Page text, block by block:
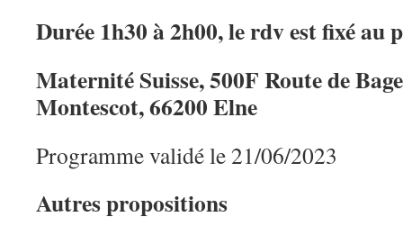
Durée 1h30 à 2h00, le rdv est fixé au
Maternité Suisse, 500F Route de
Montescot, 66200 Elne
Programme validé le 21/06/2023
Autres propositions